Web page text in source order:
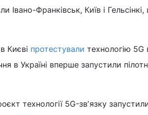
Івано-Франківськ, Київ і
Києві протестували технологію 5G
в Україні вперше запустили
технології 5G-звʼязку